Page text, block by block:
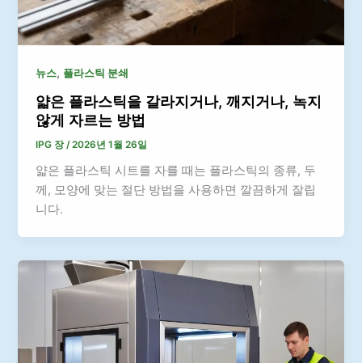
뉴스, 플라스틱 분쇄
얇은 플라스틱을 갈라지거나, 깨지거나, 녹지
않게 자르는 방법
IPG 장 /2026년 1월 26일
얇은 플라스틱 시트를 자를 때는 플라스틱의 종류, 두
께, 모양에 맞는 절단 방법을 사용하면 깔끔하게 잘립
니다.